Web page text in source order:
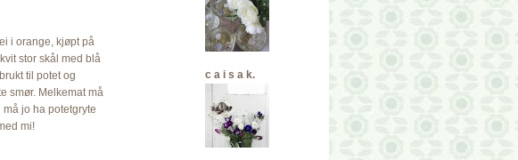
i orange, kjøpt på
stor skål med blå
til potet og
smør. Melkemat må
jo ha potetgryte
mi!
c a i s a k.